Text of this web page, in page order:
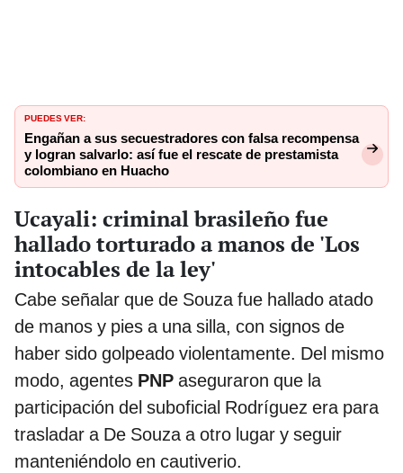
PUEDES VER:
Engañan a sus secuestradores con falsa recompensa
y logran salvarlo: así fue el rescate de prestamista
colombiano en Huacho
Ucayali: criminal brasileño fue
hallado torturado a manos de 'Los
intocables de la ley'
Cabe señalar que de Souza fue hallado atado
de manos y pies a una silla, con signos de
haber sido golpeado violentamente. Del mismo
modo, agentes PNP aseguraron que la
participación del suboficial Rodríguez era para
trasladar a De Souza a otro lugar y seguir
manteniéndolo en cautiverio.